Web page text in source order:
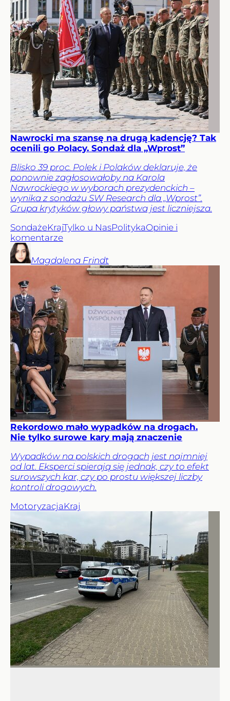
Nawrocki ma szansę na drugą kadencję? Tak
ocenili go Polacy. Sondaż dla „Wprost”
Blisko 39 proc. Polek i Polaków deklaruje, że
ponownie zagłosowałoby na Karola
Nawrockiego w wyborach prezydenckich –
wynika z sondażu SW Research dla „Wprost”.
Grupa krytyków głowy państwa jest liczniejsza.
SondażeKrajTylko u NasPolitykaOpinie i
komentarze
Magdalena Frindt
Rekordowo mało wypadków na drogach.
Nie tylko surowe kary mają znaczenie
Wypadków na polskich drogach jest najmniej
od lat. Eksperci spierają się jednak, czy to efekt
surowszych kar, czy po prostu większej liczby
kontroli drogowych.
MotoryzacjaKraj